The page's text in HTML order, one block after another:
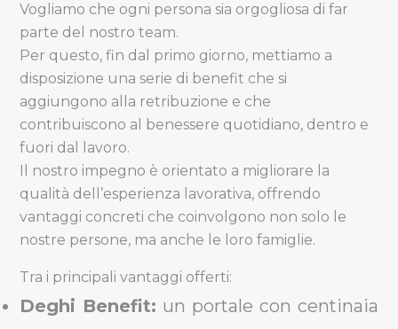
Vogliamo che ogni persona sia orgogliosa di far
parte del nostro team.
Per questo, fin dal primo giorno, mettiamo a
disposizione una serie di benefit che si
aggiungono alla retribuzione e che
contribuiscono al benessere quotidiano, dentro e
fuori dal lavoro.
Il nostro impegno è orientato a migliorare la
qualità dell’esperienza lavorativa, offrendo
vantaggi concreti che coinvolgono non solo le
nostre persone, ma anche le loro famiglie.
Tra i principali vantaggi offerti:
Deghi Benefit: un portale con centinaia